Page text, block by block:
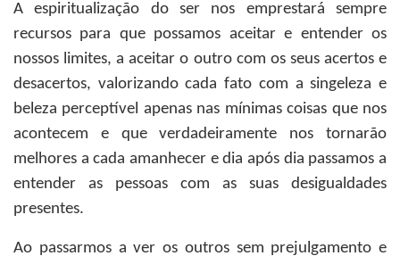
A espiritualização do ser nos emprestará sempre
recursos para que possamos aceitar e entender os
nossos limites, a aceitar o outro com os seus acertos e
desacertos, valorizando cada fato com a singeleza e
beleza perceptível apenas nas mínimas coisas que nos
acontecem e que verdadeiramente nos tornarão
melhores a cada amanhecer e dia após dia passamos a
entender as pessoas com as suas desigualdades
presentes.
Ao passarmos a ver os outros sem prejulgamento e